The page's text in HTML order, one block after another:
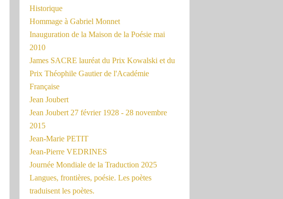
Historique
Hommage à Gabriel Monnet
Inauguration de la Maison de la Poésie mai
2010
James SACRE lauréat du Prix Kowalski et du
Prix Théophile Gautier de l'Académie
Française
Jean Joubert
Jean Joubert 27 février 1928 - 28 novembre
2015
Jean-Marie PETIT
Jean-Pierre VEDRINES
Journée Mondiale de la Traduction 2025
Langues, frontières, poésie. Les poètes
traduisent les poètes.